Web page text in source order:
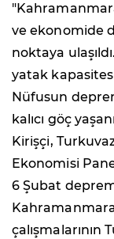
ve ekonomide
noktaya
yatak
Nüfusun
kalıcı göç
Kirişçi,
Ekonomisi
6 Şubat
çalışmalarının